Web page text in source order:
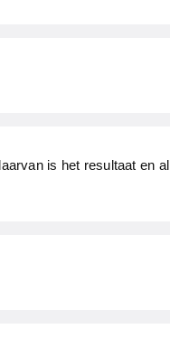
is het resultaat en al